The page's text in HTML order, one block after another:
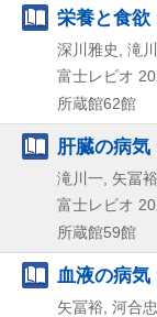
栄養と食欲
深川雅史, 滝
富士レビオ
所蔵館62館
肝臓の病
滝川一, 矢冨
富士レビオ
所蔵館59館
血液の病
矢冨裕, 河合